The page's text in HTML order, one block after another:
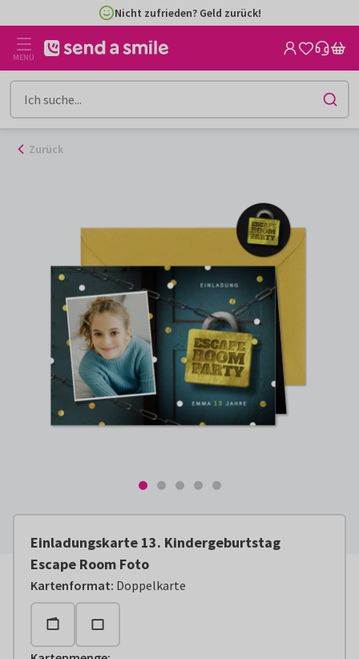
Inhalt
gehen
Nicht zufrieden? Geld zurück!
MENÜ
Zurück
Einladungskarte 13. Kindergeburtstag
Escape Room Foto
Kartenformat: Doppelkarte